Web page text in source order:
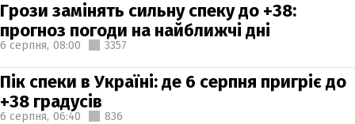
Грози замінять сильну спеку до +38:
прогноз погоди на найближчі дні
6 серпня, 08:00 3357
Пік спеки в Україні: де 6 серпня пригріє до
+38 градусів
6 серпня, 06:40 836